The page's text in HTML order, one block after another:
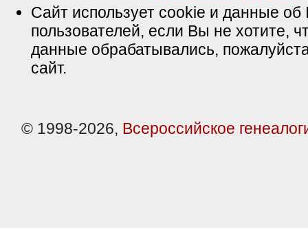
Сайт использует cookie и данные об
пользователей, если Вы не хотите,
данные обрабатывались,
сайт.
© 1998-2026, Всероссийское